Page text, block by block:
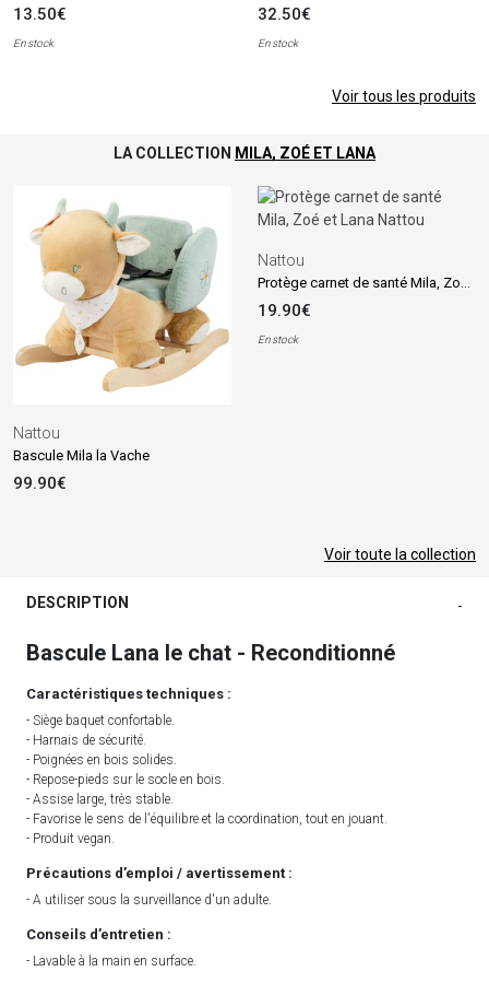
13.50€
En stock
32.50€
En stock
Voir tous les produits
LA COLLECTION MILA, ZOÉ ET LANA
Nattou
Bascule Mila la Vache
99.90€
Nattou
19.90€
En stock
Voir toute la collection
DESCRIPTION -
Bascule Lana le chat - Reconditionné
Caractéristiques techniques :
- Siège baquet confortable.
- Harnais de sécurité.
- Poignées en bois solides.
- Repose-pieds sur le socle en bois.
- Assise large, très stable.
- Favorise le sens de l'équilibre et la coordination, tout en jouant.
- Produit vegan.
Précautions d’emploi / avertissement :
- A utiliser sous la surveillance d'un adulte.
Conseils d’entretien :
- Lavable à la main en surface.